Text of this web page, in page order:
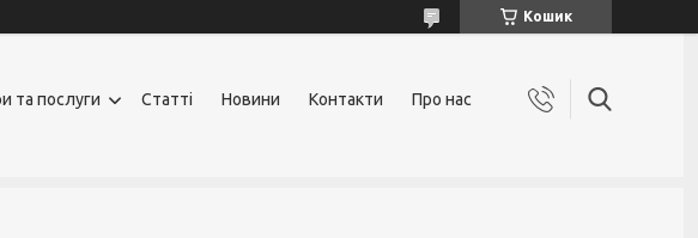
Кошик
та послуги Статті Новини Контакти Про нас